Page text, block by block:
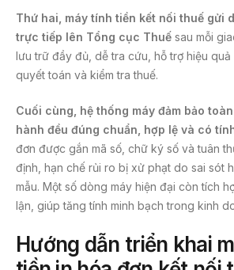
Thứ hai, máy tính tiền kết nối thuế gửi
trực tiếp lên Tổng cục Thuế sau mỗi
lưu trữ đầy đủ, dễ tra cứu, hỗ trợ hiệu quả
quyết toán và kiểm tra thuế.
Cuối cùng, hệ thống máy đảm bảo
hành đều đúng chuẩn, hợp lệ và có
đơn được gắn mã số, chữ ký số và tuân
định, hạn chế rủi ro bị xử phạt do sai sót
mẫu. Một số dòng máy hiện đại còn tích
lận, giúp tăng tính minh bạch trong kinh
Hướng dẫn triển khai